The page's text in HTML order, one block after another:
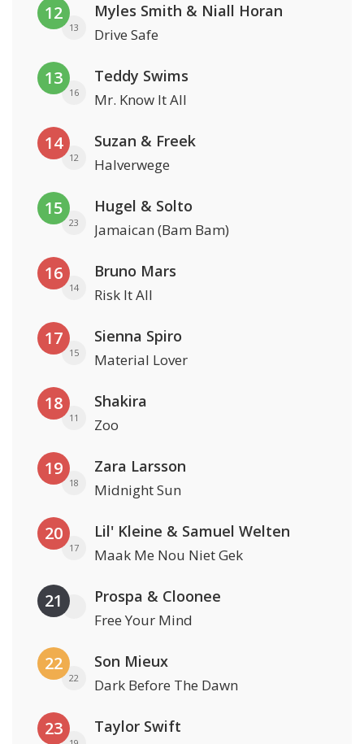
12
13
Myles Smith & Niall Horan
Drive Safe
13
16
Teddy Swims
Mr. Know It All
14
12
Suzan & Freek
Halverwege
15
23
Hugel & Solto
Jamaican (Bam Bam)
16
14
Bruno Mars
Risk It All
17
15
Sienna Spiro
Material Lover
18
11
Shakira
Zoo
19
18
Zara Larsson
Midnight Sun
20
17
Lil' Kleine & Samuel Welten
Maak Me Nou Niet Gek
21 Prospa & Cloonee
Free Your Mind
22
22
Son Mieux
Dark Before The Dawn
23 Taylor Swift